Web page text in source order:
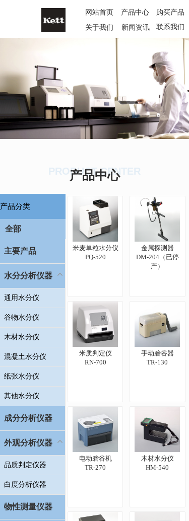
网站首页 产品中心
购买产品
关于我们
新闻资讯 联系我们
PRODUCT CENTER
产品中心
产品分类
全部
主要产品
水分分析仪器
通用水分仪
谷物水分仪
木材水分仪
混凝土水分仪
纸张水分仪
其他水分仪
成分分析仪器
外观分析仪器
品质判定仪器
白度分析仪器
物性测量仪器
米麦单粒水分仪
PQ-520
金属探测器
DM-204（已停
产）
米质判定仪
RN-700
手动砻谷器
TR-130
电动砻谷机
TR-270
木材水分仪
HM-540